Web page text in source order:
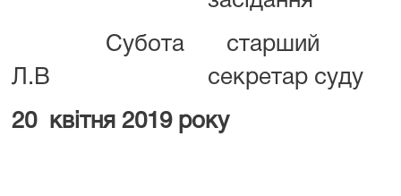
Субота
Л.В
старший
секретар суду
20 квітня 2019 року